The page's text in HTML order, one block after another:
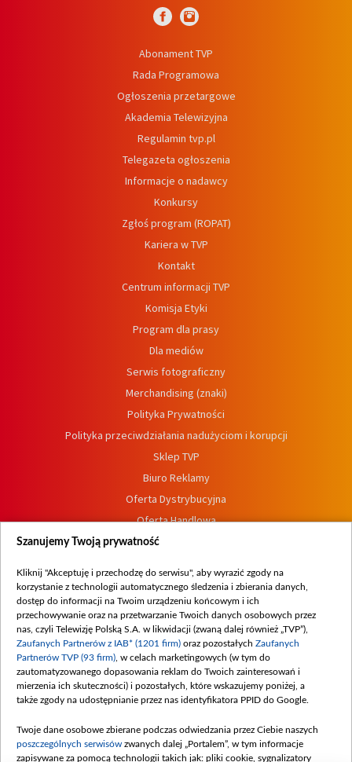
Abonament TVP
Rada Programowa
Ogłoszenia przetargowe
Akademia Telewizyjna
Regulamin tvp.pl
Telegazeta ogłoszenia
Informacje o nadawcy
Konkursy
Zgłoś program (ROPAT)
Kariera w TVP
Kontakt
Centrum informacji TVP
Komisja Etyki
Program dla prasy
Dla mediów
Serwis fotograficzny
Merchandising (znaki)
Polityka Prywatności
Polityka przeciwdziałania nadużyciom i korupcji
Sklep TVP
Biuro Reklamy
Oferta Dystrybucyjna
Oferta Handlowa
Dostępność
Procedura zgłoszeń wewnętrznych
Szanujemy Twoją prywatność
Kliknij "Akceptuję i przechodzę do serwisu", aby wyrazić zgody na
korzystanie z technologii automatycznego śledzenia i zbierania danych,
dostęp do informacji na Twoim urządzeniu końcowym i ich
przechowywanie oraz na przetwarzanie Twoich danych osobowych przez
nas, czyli Telewizję Polską S.A. w likwidacji (zwaną dalej również „TVP”),
Zaufanych Partnerów z IAB* (1201 firm) oraz pozostałych Zaufanych
Partnerów TVP (93 firm) , w celach marketingowych (w tym do
zautomatyzowanego dopasowania reklam do Twoich zainteresowań i
mierzenia ich skuteczności) i pozostałych, które wskazujemy poniżej, a
także zgody na udostępnianie przez nas identyfikatora PPID do Google.
Twoje dane osobowe zbierane podczas odwiedzania przez Ciebie naszych
poszczególnych serwisów zwanych dalej „Portalem”, w tym informacje
zapisywane za pomocą technologii takich jak: pliki cookie, sygnalizatory